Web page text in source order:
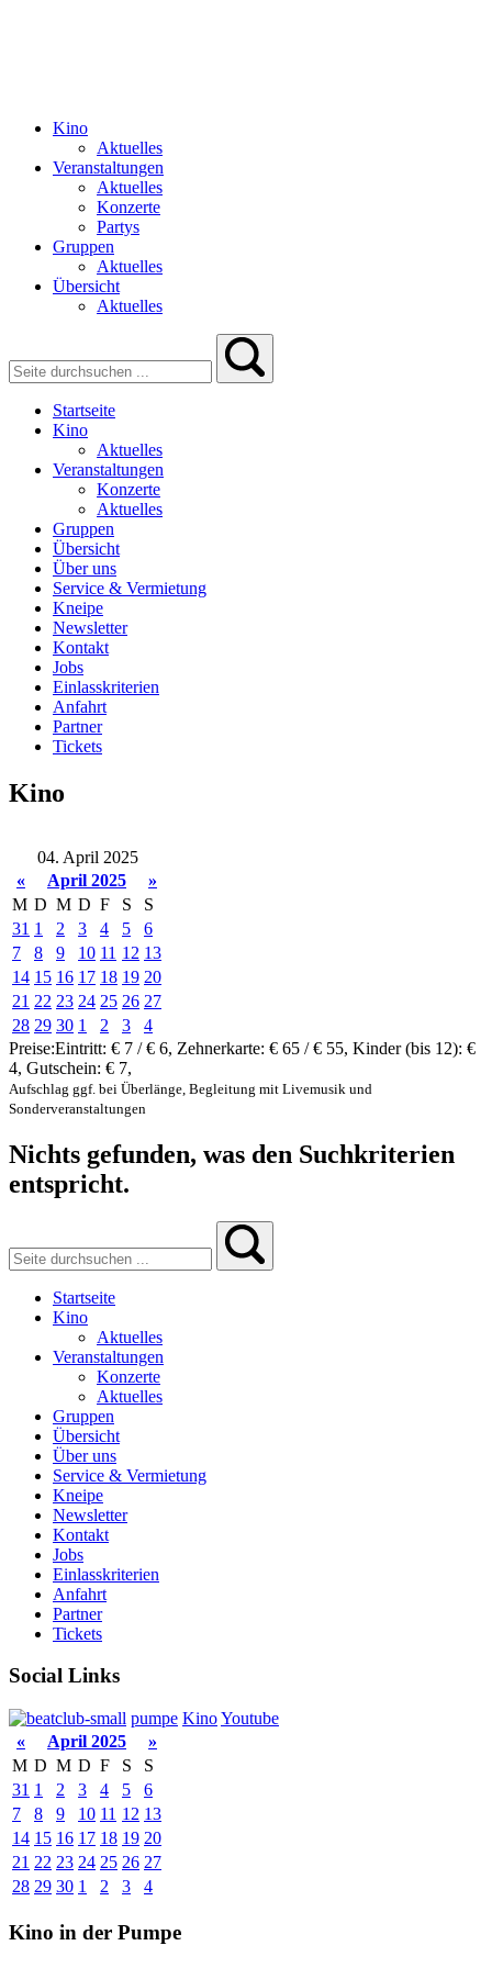
Kino
Aktuelles
Veranstaltungen
Aktuelles
Konzerte
Partys
Gruppen
Aktuelles
Übersicht
Aktuelles
Startseite
Kino
Aktuelles
Veranstaltungen
Konzerte
Aktuelles
Gruppen
Übersicht
Über uns
Service & Vermietung
Kneipe
Newsletter
Kontakt
Jobs
Einlasskriterien
Anfahrt
Partner
Tickets
Kino
04. April 2025
«
April 2025
»
M D M D F S
S
31 1 2 3 4 5
6
7
8 9 10 11 12 13
14 15 16 17 18 19 20
21 22 23 24 25 26 27
28 29 30 1 2 3
4
Preise:Eintritt: € 7 / € 6, Zehnerkarte: € 65 / € 55, Kinder (bis 12): €
4, Gutschein: € 7,
Aufschlag ggf. bei Überlänge, Begleitung mit Livemusik und
Sonderveranstaltungen
Nichts gefunden, was den Suchkriterien
entspricht.
Startseite
Kino
Aktuelles
Veranstaltungen
Konzerte
Aktuelles
Gruppen
Übersicht
Über uns
Service & Vermietung
Kneipe
Newsletter
Kontakt
Jobs
Einlasskriterien
Anfahrt
Partner
Tickets
Social Links
pumpe KinoYoutube
«
April 2025
»
M D M D F S
S
31 1 2 3 4 5
6
7
8 9 10 11 12 13
14 15 16 17 18 19 20
21 22 23 24 25 26 27
28 29 30 1 2 3 4
Kino in der Pumpe